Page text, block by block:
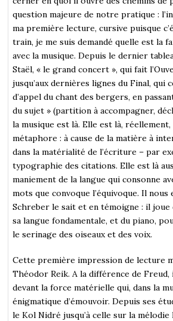
question majeure de notre pratique :
ma première lecture, cursive puisque
train, je me suis demandé quelle est la
avec la musique. Depuis le dernier
Staël, « le grand concert », qui fait
jusqu’aux dernières lignes du Final, qui
d’appel du chant des bergers, en
du sujet » (partition à accompagner,
la musique est là. Elle est là,
métaphore : à cause de la matière à
dans la matérialité de l’écriture – par
typographie des citations. Elle est là
maniement de la langue qui consonne
mots que convoque l’équivoque. Il
Schreber le sait et en témoigne : il joue
sa langue fondamentale, et du piano,
le serinage des oiseaux et des voix.
Cette première impression de lecture
Théodor Reik. A la différence de Freud,
devant la force matérielle qui, dans la
énigmatique d’émouvoir. Depuis ses
le Kol Nidré jusqu’à celle sur la mélodie